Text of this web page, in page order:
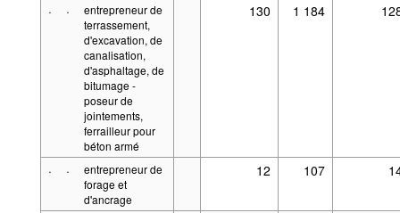
· ·
entrepreneur de
terrassement,
d'excavation, de
canalisation,
d'asphaltage, de
bitumage -
poseur de
jointements,
ferrailleur pour
béton armé
130 1 184
· ·
entrepreneur de
forage et
d'ancrage
12 107